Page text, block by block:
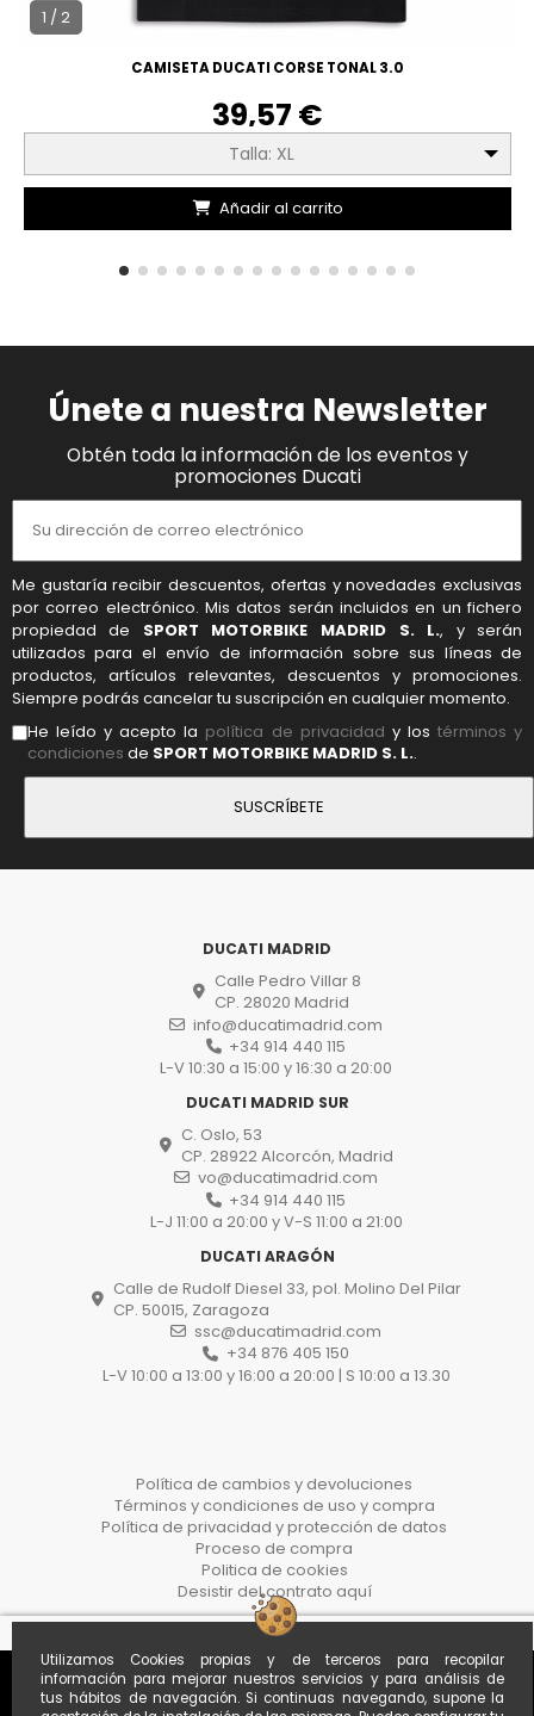
Utilizamos Cookies propias y de terceros para recopilar
información para mejorar nuestros servicios y para análisis de
tus hábitos de navegación. Si continuas navegando, supone la
1 / 2
CAMISETA DUCATI CORSE TONAL 3.0
39,57 €
Talla: XL
Añadir al carrito
Únete a nuestra Newsletter
Obtén toda la información de los eventos y
promociones Ducati
Me gustaría recibir descuentos, ofertas y novedades exclusivas
por correo electrónico. Mis datos serán incluidos en un fichero
propiedad de SPORT MOTORBIKE MADRID S. L., y serán
utilizados para el envío de información sobre sus líneas de
productos, artículos relevantes, descuentos y promociones.
Siempre podrás cancelar tu suscripción en cualquier momento.
He leído y acepto la política de privacidad y lostérminos y
condiciones de SPORT MOTORBIKE MADRID S. L..
DUCATI MADRID
Calle Pedro Villar 8
CP. 28020 Madrid
info@ducatimadrid.com
+34 914 440 115
L-V 10:30 a 15:00 y 16:30 a 20:00
DUCATI MADRID SUR
C. Oslo, 53
CP. 28922 Alcorcón, Madrid
vo@ducatimadrid.com
+34 914 440 115
L-J 11:00 a 20:00 y V-S 11:00 a 21:00
DUCATI ARAGÓN
Calle de Rudolf Diesel 33, pol. Molino Del Pilar
CP. 50015, Zaragoza
ssc@ducatimadrid.com
+34 876 405 150
L-V 10:00 a 13:00 y 16:00 a 20:00 | S 10:00 a 13.30
Política de cambios y devoluciones
Términos y condiciones de uso y compra
Política de privacidad y protección de datos
Proceso de compra
Politica de cookies
Desistir del contrato aquí